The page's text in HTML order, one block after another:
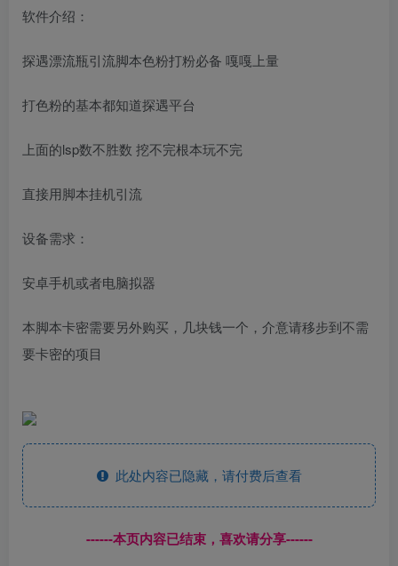
软件介绍：
探遇漂流瓶引流脚本色粉打粉必备 嘎嘎上量
打色粉的基本都知道探遇平台
上面的lsp数不胜数 挖不完根本玩不完
直接用脚本挂机引流
设备需求：
安卓手机或者电脑拟器
本脚本卡密需要另外购买，几块钱一个，介意请移步到不需
要卡密的项目
此处内容已隐藏，请付费后查看
------本页内容已结束，喜欢请分享------